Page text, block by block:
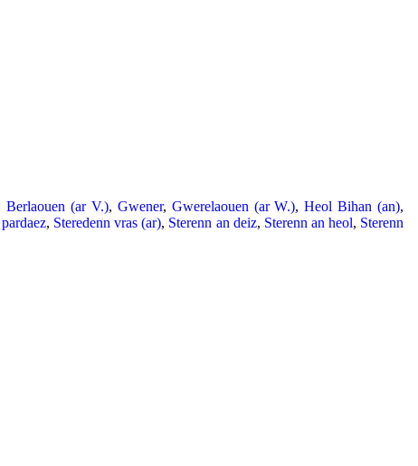
Berlaouen (ar V.), Gwener, Gwerelaouen (ar W.),Heol Bihan (an),
, Steredenn vras (ar), Sterenn an deiz, Sterenn an heol, Sterenn